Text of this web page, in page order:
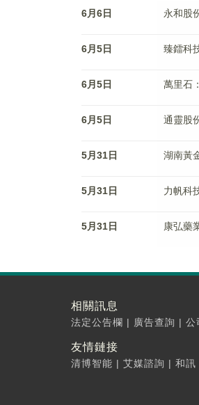
6月6日 永和股
6月5日 臻鐳科
6月5日 萬里石
6月5日 通靈股
5月31日 湖南黃
5月31日 力帆科
5月31日 康弘藥
相關訊息
法定公告欄 | 廣告查詢 | 公
友情鏈接
清博智能 | 艾媒諮詢 | 和訊